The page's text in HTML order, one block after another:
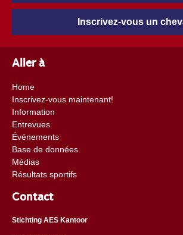
Inscrivez-vous un
Aller à
Home
Inscrivez-vous maintenant!
Information
Entrevues
Événements
Base de données
Médias
Résultats sportifs
Contact
Stichting AES Kantoor